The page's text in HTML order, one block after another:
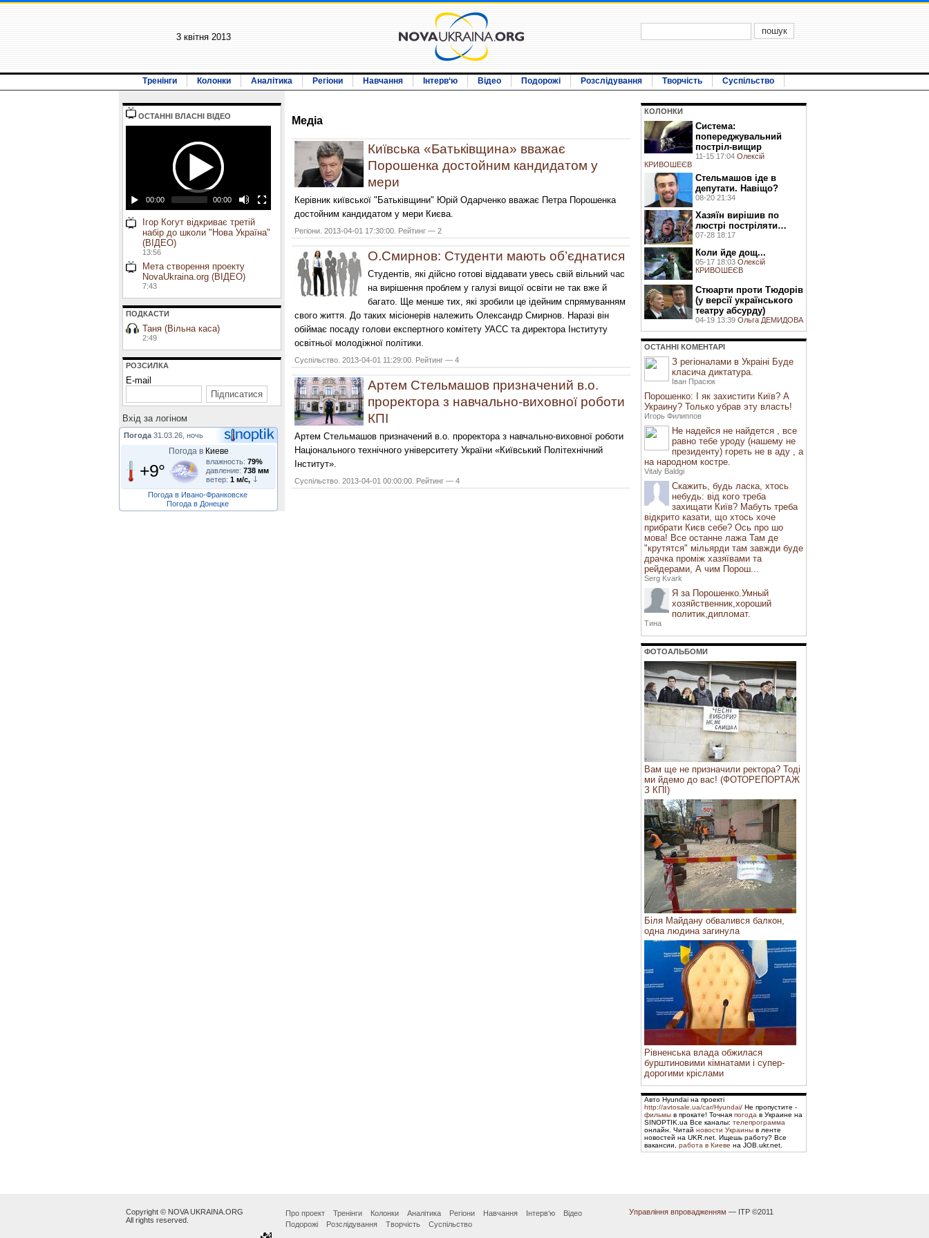
3 квiтня 2013
Тренінги Колонки Аналітика Регіони Навчання Інтерв‘ю Відео Подорожі Розслідування Творчість Суспільство
ОСТАННI ВЛАСНI ВIДЕО
00:00 00:00
Ігор Когут відкриває третій
набір до школи "Нова Україна"
(ВІДЕО)
13:56
Мета створення проекту
NovaUkraina.org (ВІДЕО)
7:43
ПОДКАСТИ
Таня (Вільна каса)
2:49
РОЗСИЛКА
E-mail
Вхiд за логiном
Погода 31.03.26, ночь
Погода в Киеве
+9° влажность: 79%
давление: 738 мм
ветер: 1 м/с,
Погода в Ивано-Франковске
Погода в Донецке
Медiа
Київська «Батьківщина» вважає
Порошенка достойним кандидатом у
мери
Керівник київської "Батьківщини" Юрій Одарченко вважає Петра Порошенка
достойним кандидатом у мери Києва.
Регіони. 2013-04-01 17:30:00. Рейтинг — 2
О.Смирнов: Студенти мають об’єднатися
Студентів, які дійсно готові віддавати увесь свій вільний час
на вирішення проблем у галузі вищої освіти не так вже й
багато. Ще менше тих, які зробили це ідейним спрямуванням
свого життя. До таких місіонерів належить Олександр Смирнов. Наразі він
обіймає посаду голови експертного комітету УАСС та директора Інституту
освітньої молодіжної політики.
Суспільство. 2013-04-01 11:29:00. Рейтинг — 4
Артем Стельмашов призначений в.о.
проректора з навчально-виховної роботи
КПІ
Артем Стельмашов призначений в.о. проректора з навчально-виховної роботи
Національного технічного університету України «Київський Політехнічний
Інститут».
Суспільство. 2013-04-01 00:00:00. Рейтинг — 4
КОЛОНКИ
Система:
попереджувальний
постріл-вищир
11-15 17:04 Олексій
КРИВОШЕЄВ
Стельмашов іде в
депутати. Навіщо?
08-20 21:34
Хазяїн вирішив по
люстрі постріляти…
07-28 18:17
Коли йде дощ...
05-17 18:03 Олексій
КРИВОШЕЄВ
Стюарти проти Тюдорів
(у версії українського
театру абсурду)
04-19 13:39 Ольга ДЕМИДОВА
ОСТАННI КОМЕНТАРI
З регіоналами в Украіні Буде
класича диктатура.
Іван Прасюк
Порошенко: І як захистити Київ? А
Украину? Только убрав эту власть!
Игорь Филиппов
Не надейся не найдется , все
равно тебе уроду (нашему не
президенту) гореть не в аду , а
на народном костре.
Vitaly Baldgi
Скажить, будь ласка, хтось
небудь: від кого треба
захищати Київ? Мабуть треба
відкрито казати, що хтось хоче
прибрати Києв себе? Ось про шо
мова! Все останне лажа Там де
"крутятся" мільярди там завжди буде
драчка проміж хазяївами та
рейдерами, А чим Порош...
Serg Kvark
Я за Порошенко.Умный
хозяйственник,хороший
политик,дипломат.
Тина
ФОТОАЛЬБОМИ
Вам ще не призначили ректора? Тоді
ми йдемо до вас! (ФОТОРЕПОРТАЖ
З КПІ)
Біля Майдану обвалився балкон,
одна людина загинула
Рівненська влада обжилася
бурштиновими кімнатами і супер-
дорогими кріслами
Авто Hyundai на проекті
http://avtosale.ua/car/Hyundai/ Не пропустите -
фильмы в прокате! Точная погода в Украине на
SINOPTIK.ua Все каналы: телепрограмма
онлайн. Читай новости Украины в ленте
новостей на UKR.net. Ищешь работу? Все
вакансии, работа в Киеве на JOB.ukr.net.
Copyright © NOVA UKRAINA.ORG
All rights reserved.
Про проект Тренінги Колонки Аналітика Регіони Навчання Інтерв‘ю
Відео
Подорожі
Розслідування Творчість Суспільство
Управління впровадженням — ІТР ©2011